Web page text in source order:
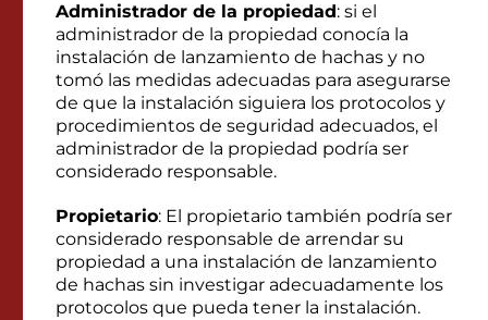
Administrador de la propiedad: si el
administrador de la propiedad conocía la
instalación de lanzamiento de hachas y no
tomó las medidas adecuadas para asegurarse
de que la instalación siguiera los protocolos y
procedimientos de seguridad adecuados, el
administrador de la propiedad podría ser
considerado responsable.
Propietario: El propietario también podría ser
considerado responsable de arrendar su
propiedad a una instalación de lanzamiento
de hachas sin investigar adecuadamente los
protocolos que pueda tener la instalación.